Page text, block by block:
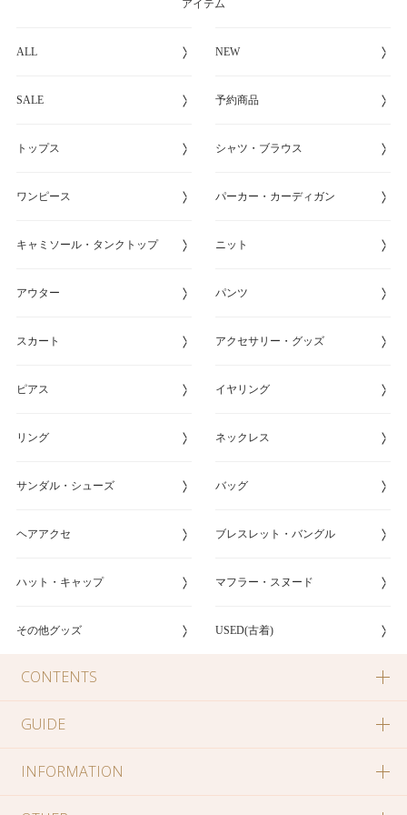
アイテム
ALL NEW
SALE 予約商品
トップス シャツ・ブラウス
ワンピース パーカー・カーディガン
キャミソール・タンクトップ ニット
アウター パンツ
スカート アクセサリー・グッズ
ピアス イヤリング
リング ネックレス
サンダル・シューズ バッグ
ヘアアクセ ブレスレット・バングル
ハット・キャップ マフラー・スヌード
その他グッズ USED(古着)
CONTENTS
GUIDE
INFORMATION